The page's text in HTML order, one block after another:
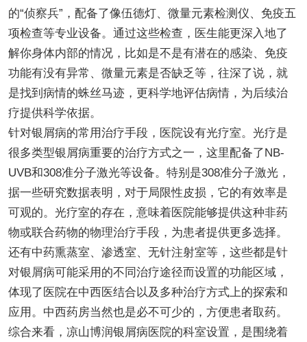
的“侦察兵”，配备了像伍德灯、微量元素检测仪、免疫五
项检查等专业设备。通过这些检查，医生能更深入地了
解你身体内部的情况，比如是不是有潜在的感染、免疫
功能有没有异常、微量元素是否缺乏等，往深了说，就
是找到病情的蛛丝马迹，更科学地评估病情，为后续治
疗提供科学依据。
针对银屑病的常用治疗手段，医院设有光疗室。光疗是
很多类型银屑病重要的治疗方式之一，这里配备了NB-
UVB和308准分子激光等设备。特别是308准分子激光，
据一些研究数据表明，对于局限性皮损，它的有效率是
可观的。光疗室的存在，意味着医院能够提供这种非药
物或联合药物的物理治疗手段，为患者提供更多选择。
还有中药熏蒸室、渗透室、无针注射室等，这些都是针
对银屑病可能采用的不同治疗途径而设置的功能区域，
体现了医院在中西医结合以及多种治疗方式上的探索和
应用。中西药房当然也是必不可少的，方便患者取药。
综合来看，凉山博润银屑病医院的科室设置，是围绕着